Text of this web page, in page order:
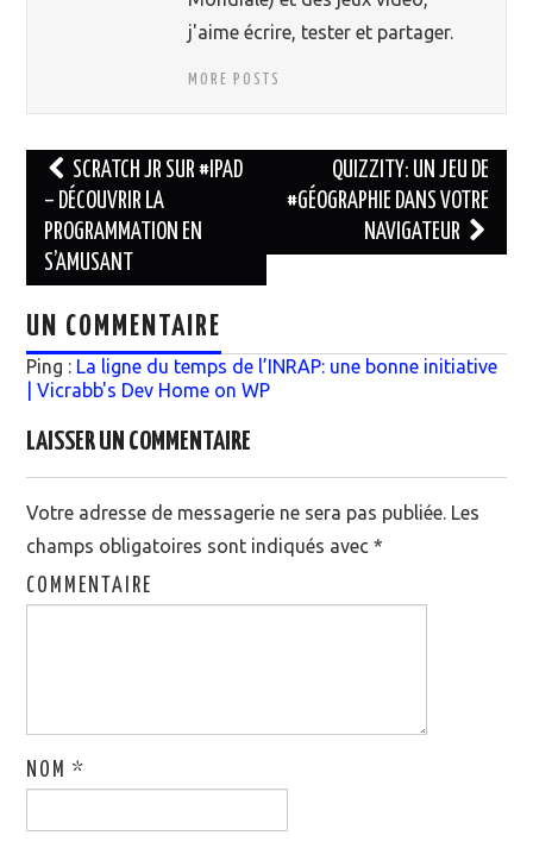
j'aime écrire, tester et partager.
MORE POSTS
Navigation des articles
SCRATCH JR SUR #IPAD
– DÉCOUVRIR LA
PROGRAMMATION EN
S’AMUSANT
QUIZZITY: UN JEU DE
#GÉOGRAPHIE DANS VOTRE
NAVIGATEUR
UN COMMENTAIRE
Ping : La ligne du temps de l’INRAP: une bonne initiative
| Vicrabb's Dev Home on WP
LAISSER UN COMMENTAIRE
Votre adresse de messagerie ne sera pas publiée. Les
champs obligatoires sont indiqués avec*
COMMENTAIRE
NOM*